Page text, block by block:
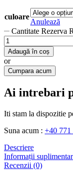
culoare
Anulează
Cantitate Rezerva
Adaugă în coș
or
Cumpara acum
Ai intrebari
Iti stam la dispozitie
Suna acum : +40 771
Descriere
Informații
Recenzii (0)